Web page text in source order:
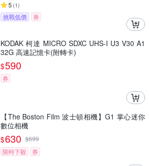
5 (1)
挑戰低價 券
KODAK 柯達 MICRO SDXC UHS-I U3 V30 A1
32G 高速記憶卡(附轉卡)
$590
券
【The Boston Film 波士頓相機】G1 掌心迷你
數位相機
$630 $699
限時下殺
券